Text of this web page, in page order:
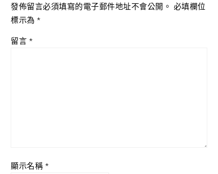
發佈留言必須填寫的電子郵件地址不會公開。 必填欄位
標示為*
留言 *
顯示名稱 *